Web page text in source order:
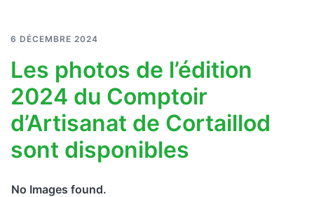
6 DÉCEMBRE 2024
Les photos de l’édition
2024 du Comptoir
d’Artisanat de Cortaillod
sont disponibles
No Images found.